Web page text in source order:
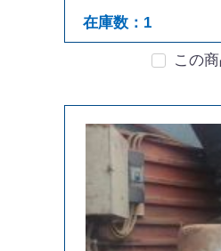
在庫数：1
この